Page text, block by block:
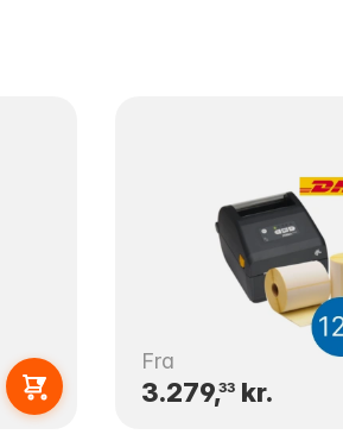
Fra
3.279,33kr.